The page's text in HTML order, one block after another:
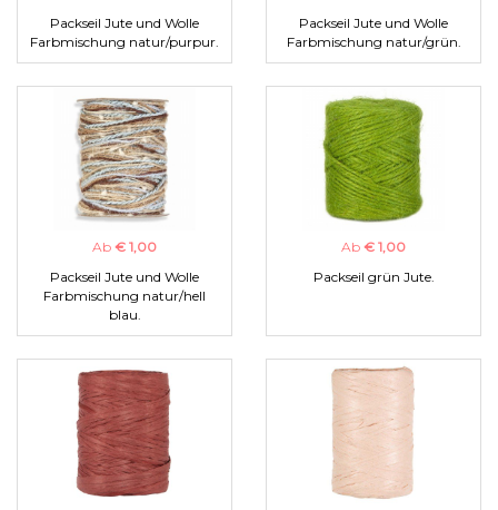
Packseil Jute und Wolle
Farbmischung natur/purpur.
Packseil Jute und Wolle
Farbmischung natur/grün.
Ab € 1,00
Packseil Jute und Wolle
Farbmischung natur/hell
blau.
Ab € 1,00
Packseil grün Jute.